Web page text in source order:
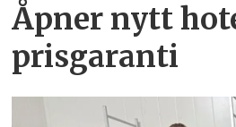
Åpner nytt
prisgaranti